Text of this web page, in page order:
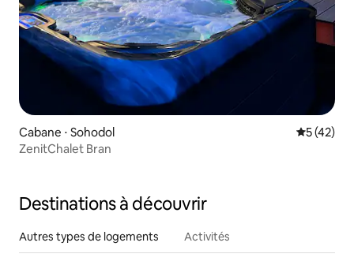
Cabane ⋅ Sohodol
5 (42)
ZenitChalet Bran
Destinations à découvrir
Autres types de logements Activités